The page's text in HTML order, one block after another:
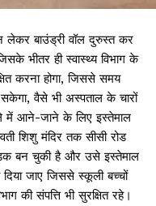
लेकर बाउंड्री वॉल दुरुस्त कर
भीतर ही स्वास्थ्य विभाग के
करना होगा, जिससे समय
वैसे भी अस्पताल के चारों
में आने-जाने के लिए इस्तेमाल
शिशु मंदिर तक सीसी रोड
बन चुकी है और उसे इस्तेमाल
जाए जिससे स्कूली बच्चों
की संपत्ति भी सुरक्षित रहे।